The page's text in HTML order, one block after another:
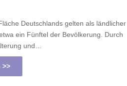
Deutschlands gelten als ländlicher
ein Fünftel der Bevölkerung. Durch
und…
>>